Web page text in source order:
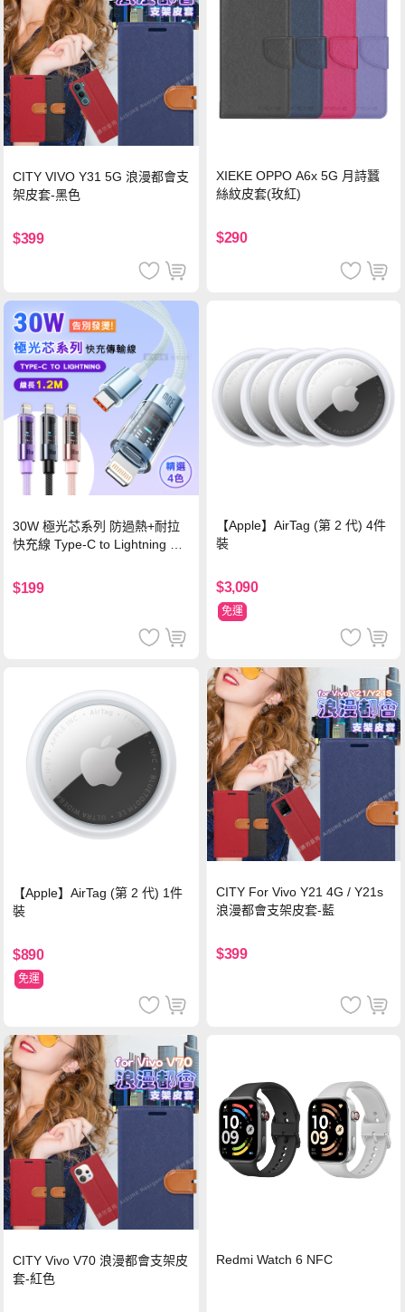
CITY VIVO Y31 5G 浪漫都會支
架皮套-黑色
$399
XIEKE OPPO A6x 5G 月詩蠶
絲紋皮套(玫紅)
$290
30W 極光芯系列 防過熱+耐拉
快充線 Type-C to Lightning 傳
$199
【Apple】AirTag (第 2 代) 4件
裝
$3,090
免運
【Apple】AirTag (第 2 代) 1件
裝
$890
免運
CITY For Vivo Y21 4G / Y21s
浪漫都會支架皮套-藍
$399
CITY Vivo V70 浪漫都會支架皮
套-紅色
Redmi Watch 6 NFC